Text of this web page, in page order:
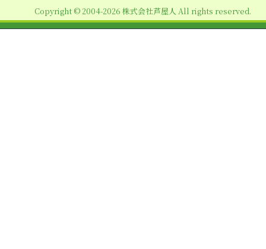
ン
Copyright © 2004-2026 株式会社芦屋人 All rights reserved.